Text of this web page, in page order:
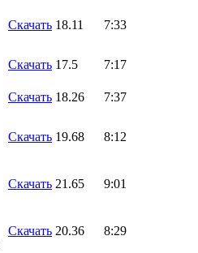
Скачать 18.11 7:33
Скачать 17.5 7:17
Скачать 18.26 7:37
Скачать 19.68 8:12
Скачать 21.65 9:01
Скачать 20.36 8:29